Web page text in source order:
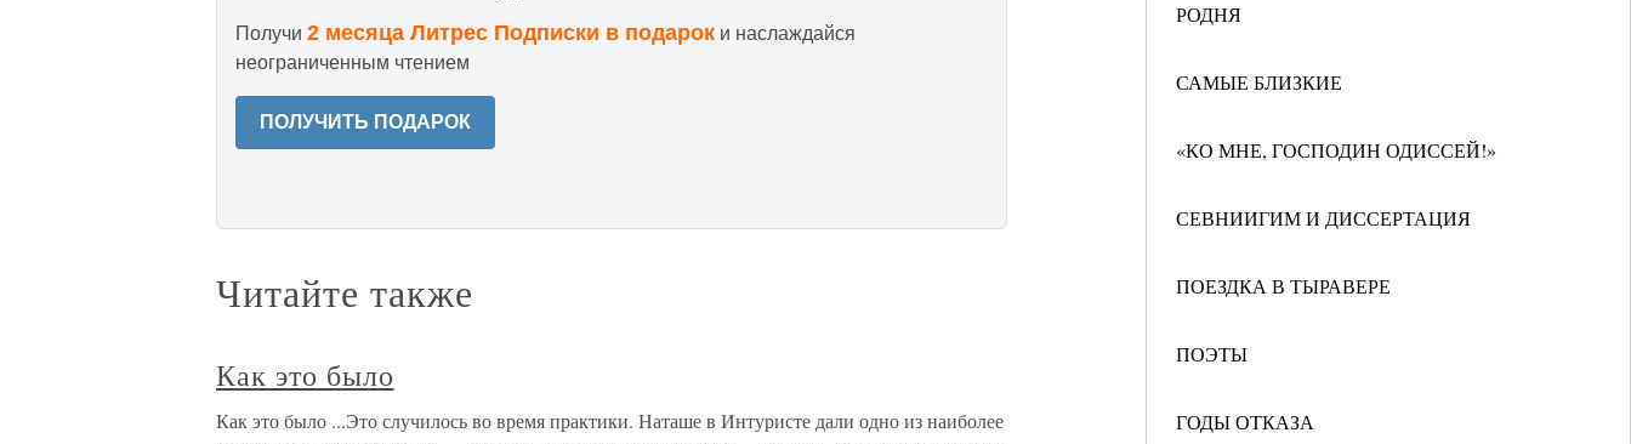
РОДНЯ
САМЫЕ БЛИЗКИЕ
«КО МНЕ, ГОСПОДИН ОДИССЕЙ!»
СЕВНИИГИМ И ДИССЕРТАЦИЯ
ПОЕЗДКА В ТЫРАВЕРЕ
ПОЭТЫ
ГОДЫ ОТКАЗА
Получи 2 месяца Литрес Подписки в подарок и наслаждайся
неограниченным чтением
ПОЛУЧИТЬ ПОДАРОК
Читайте также
Как это было
Как это было ...Это случилось во время практики. Наташе в Интуристе дали одно из наиболее